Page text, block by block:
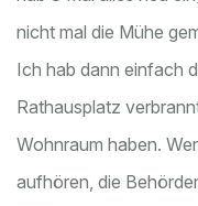
nicht mal die Mühe
Ich hab dann einfach
Rathausplatz
Wohnraum haben.
aufhören, die